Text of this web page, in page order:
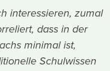
interessieren, zumal
dass in der
minimal ist,
Schulwissen